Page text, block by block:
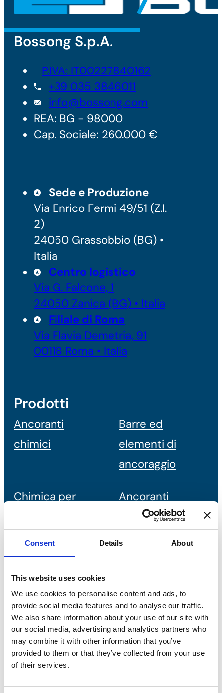
Consent Details About
This website uses cookies
We use cookies to personalise content and ads, to
provide social media features and to analyse our traffic.
We also share information about your use of our site with
our social media, advertising and analytics partners who
may combine it with other information that you’ve
provided to them or that they’ve collected from your use
of their services.
Bossong S.p.A.
P.IVA: IT00227840162
+39 035 3846011
info@bossong.com
REA: BG - 98000
Cap. Sociale: 260.000 €
Sede e Produzione
Via Enrico Fermi 49/51 (Z.I.
2)
24050 Grassobbio (BG) •
Italia
Centro logistico
Via G. Falcone, 1
24050 Zanica (BG) • Italia
Filiale di Roma
Via Flavia Demetria, 91
00118 Roma • Italia
Prodotti
Ancoranti
chimici
Barre ed
elementi di
ancoraggio
Chimica per
Ancoranti
meccanici
Fissaggi leggeri Fissaggio con viti
Fissaggio diretto
a sparo
a mano
Perforazione e
taglio
Attrezzatura di
prova
Tassello